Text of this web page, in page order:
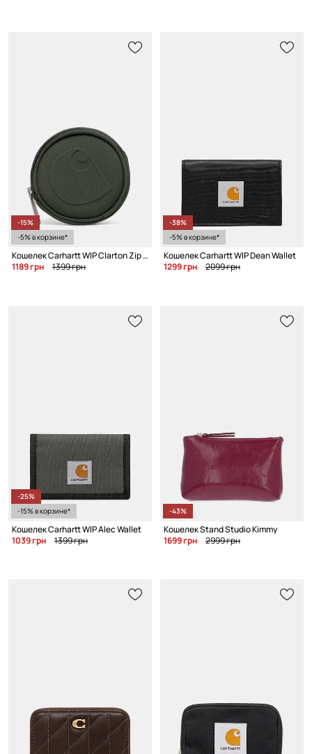
-15%
-5% в корзине*
Кошелек Carhartt WIP Clarton Zip Wallet
1189 грн
1399 грн
-38%
-5% в корзине*
Кошелек Carhartt WIP Dean Wallet
1299 грн
2099 грн
-25%
-15% в корзине*
Кошелек Carhartt WIP Alec Wallet
1039 грн
1399 грн
-43%
Кошелек Stand Studio Kimmy
1699 грн
2999 грн